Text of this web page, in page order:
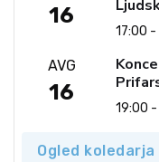
16
17:00 -
AVG
16
19:00
Ogled koledarja